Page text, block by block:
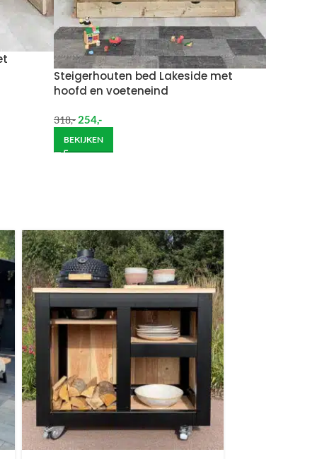
je het meubel gemonteerd hebben op een
moet helpen om de goederen op de juiste
helpen om de goederen op de juiste plek te
locatie te komen, dan dien je dit zelf en op
Steigerhouten bed Lakeside met
hoofd en voeteneind
318,- 254,-
BEKIJKEN